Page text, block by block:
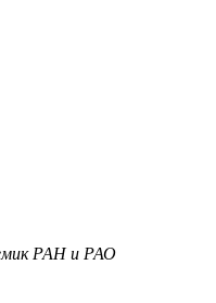
РАН и РАО